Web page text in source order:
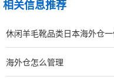
相关信息推荐
休闲羊毛靴品类日本海外仓
海外仓怎么管理